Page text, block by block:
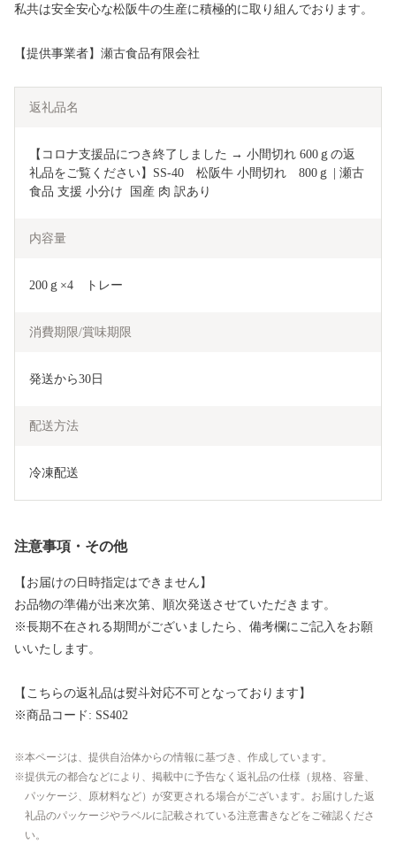
私共は安全安心な松阪牛の生産に積極的に取り組んでおります。
【提供事業者】瀬古食品有限会社
返礼品名
【コロナ支援品につき終了しました → 小間切れ 600ｇの返
礼品をご覧ください】SS-40　松阪牛 小間切れ　800ｇ | 瀬古
食品 支援 小分け  国産 肉 訳あり
内容量
200ｇ×4　トレー
消費期限/賞味期限
発送から30日
配送方法
冷凍配送
注意事項・その他
【お届けの日時指定はできません】
お品物の準備が出来次第、順次発送させていただきます。
※長期不在される期間がございましたら、備考欄にご記入をお願
いいたします。
【こちらの返礼品は熨斗対応不可となっております】
※商品コード: SS402
本ページは、提供自治体からの情報に基づき、作成しています。
提供元の都合などにより、掲載中に予告なく返礼品の仕様（規格、容量、
パッケージ、原材料など）が変更される場合がございます。お届けした返
礼品のパッケージやラベルに記載されている注意書きなどをご確認くださ
い。